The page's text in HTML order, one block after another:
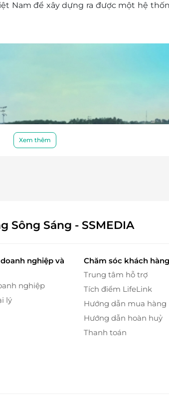
Nam để xây dựng ra được một hệ
cho Quý Hội Viên cùng các khách
vụ xứng tầm 5 sao.
Xem thêm
Sông Sáng - SSMEDIA
nghiệp và
nghiệp
lý
Chăm sóc khách hàng
Trung tâm hỗ trợ
Tích điểm LifeLink
Hướng dẫn mua hàng
Hướng dẫn hoàn huỷ
Thanh toán